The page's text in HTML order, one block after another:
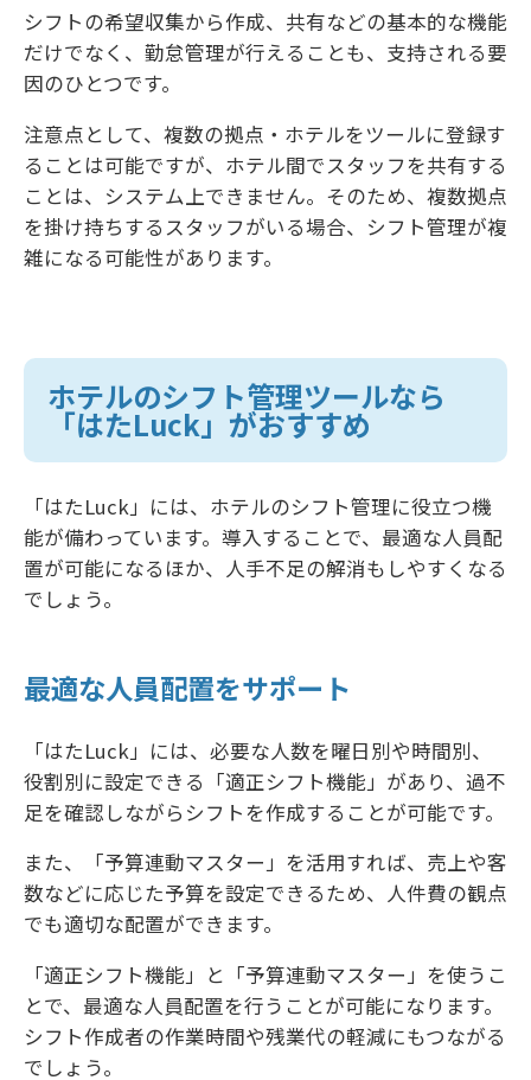
シフトの希望収集から作成、共有などの基本的な機能
だけでなく、勤怠管理が行えることも、支持される要
因のひとつです。
注意点として、複数の拠点・ホテルをツールに登録す
ることは可能ですが、ホテル間でスタッフを共有する
ことは、システム上できません。そのため、複数拠点
を掛け持ちするスタッフがいる場合、シフト管理が複
雑になる可能性があります。
ホテルのシフト管理ツールなら
「はたLuck」がおすすめ
「はたLuck」には、ホテルのシフト管理に役立つ機
能が備わっています。導入することで、最適な人員配
置が可能になるほか、人手不足の解消もしやすくなる
でしょう。
最適な人員配置をサポート
「はたLuck」には、必要な人数を曜日別や時間別、
役割別に設定できる「適正シフト機能」があり、過不
足を確認しながらシフトを作成することが可能です。
また、「予算連動マスター」を活用すれば、売上や客
数などに応じた予算を設定できるため、人件費の観点
でも適切な配置ができます。
「適正シフト機能」と「予算連動マスター」を使うこ
とで、最適な人員配置を行うことが可能になります。
シフト作成者の作業時間や残業代の軽減にもつながる
でしょう。